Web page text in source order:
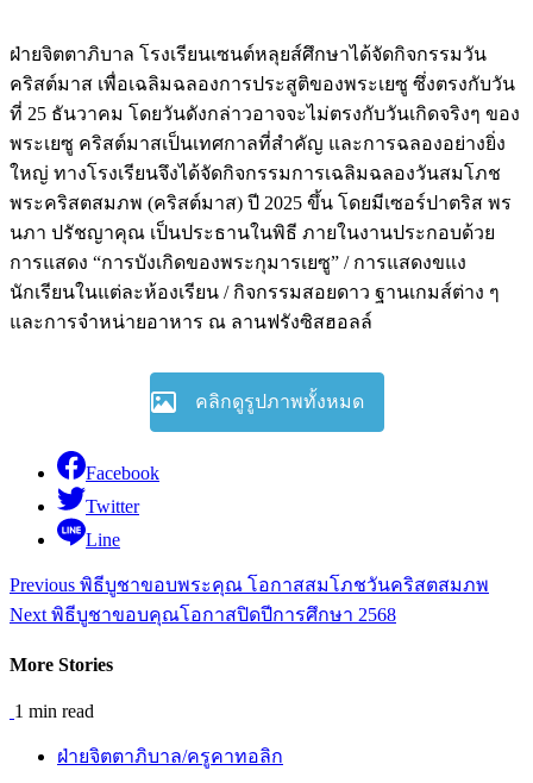
ฝ่ายจิตตาภิบาล โรงเรียนเซนต์หลุยส์ศึกษาได้จัดกิจกรรมวัน
คริสต์มาส เพื่อเฉลิมฉลองการประสูติของพระเยซู ซึ่งตรงกับวัน
ที่ 25 ธันวาคม โดยวันดังกล่าวอาจจะไม่ตรงกับวันเกิดจริงๆ ของ
พระเยซู คริสต์มาสเป็นเทศกาลที่สำคัญ และการฉลองอย่างยิ่ง
ใหญ่ ทางโรงเรียนจึงได้จัดกิจกรรมการเฉลิมฉลองวันสมโภช
พระคริสตสมภพ (คริสต์มาส) ปี 2025 ขึ้น โดยมีเซอร์ปาตริส พร
นภา ปรัชญาคุณ เป็นประธานในพิธี ภายในงานประกอบด้วย
การแสดง “การบังเกิดของพระกุมารเยซู” / การแสดงขแง
นักเรียนในแต่ละห้องเรียน / กิจกรรมสอยดาว ฐานเกมส์ต่าง ๆ
และการจำหน่ายอาหาร ณ ลานฟรังซิสฮอลล์
คลิกดูรูปภาพทั้งหมด
Facebook
Twitter
Line
Continue
Reading
Previous พิธีบูชาขอบพระคุณ โอกาสสมโภชวันคริสตสมภพ
Next พิธีบูชาขอบคุณโอกาสปิดปีการศึกษา 2568
More Stories
1 min read
ฝ่ายจิตตาภิบาล/ครูคาทอลิก